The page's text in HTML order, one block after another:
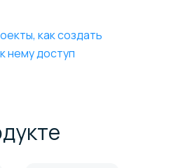
как создать
нему доступ